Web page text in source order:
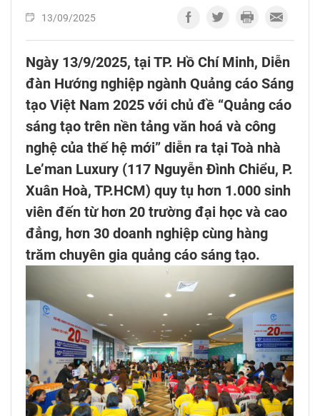
13/09/2025
Ngày 13/9/2025, tại TP. Hồ Chí Minh, Diễn
đàn Hướng nghiệp ngành Quảng cáo Sáng
tạo Việt Nam 2025 với chủ đề “Quảng cáo
sáng tạo trên nền tảng văn hoá và công
nghệ của thế hệ mới” diễn ra tại Toà nhà
Le’man Luxury (117 Nguyễn Đình Chiểu, P.
Xuân Hoà, TP.HCM) quy tụ hơn 1.000 sinh
viên đến từ hơn 20 trường đại học và cao
đẳng, hơn 30 doanh nghiệp cùng hàng
trăm chuyên gia quảng cáo sáng tạo.